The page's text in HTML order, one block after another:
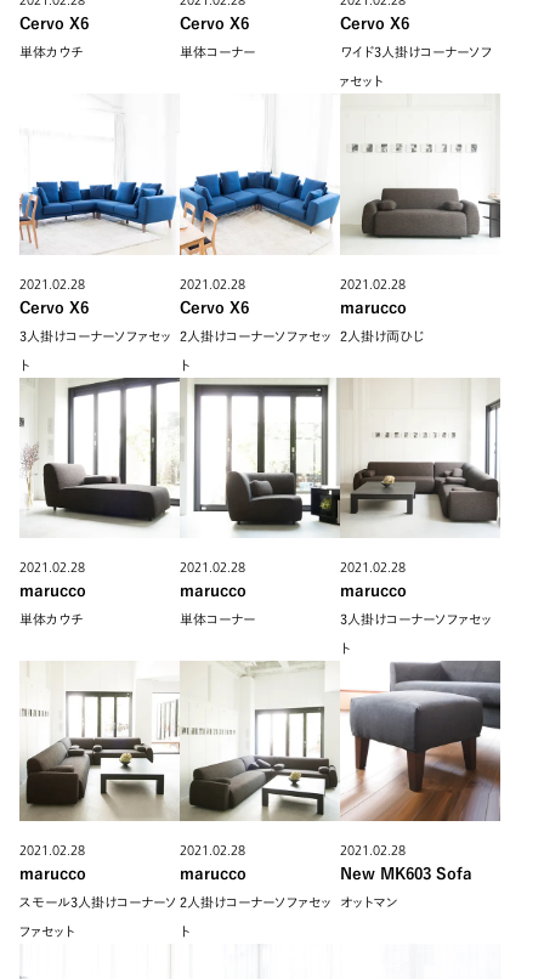
Cervo X6
単体カウチ
Cervo X6
単体コーナー
Cervo X6
ワイド3人掛けコーナーソフ
ァセット
2021.02.28
Cervo X6
3人掛けコーナーソファセッ
ト
2021.02.28
Cervo X6
2人掛けコーナーソファセッ
ト
2021.02.28
marucco
2人掛け両ひじ
2021.02.28
marucco
単体カウチ
2021.02.28
marucco
単体コーナー
2021.02.28
marucco
3人掛けコーナーソファセッ
ト
2021.02.28
marucco
スモール3人掛けコーナーソ
ファセット
2021.02.28
marucco
2人掛けコーナーソファセッ
ト
2021.02.28
New MK603 Sofa
オットマン